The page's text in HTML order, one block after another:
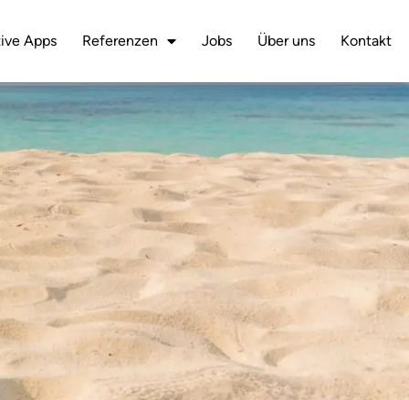
Apps Referenzen Jobs Über uns Kontakt